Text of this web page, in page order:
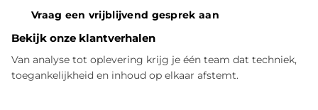
Vraag een vrijblijvend gesprek aan
Bekijk onze klantverhalen
Van analyse tot oplevering krijg je één team dat techniek,
toegankelijkheid en inhoud op elkaar afstemt.